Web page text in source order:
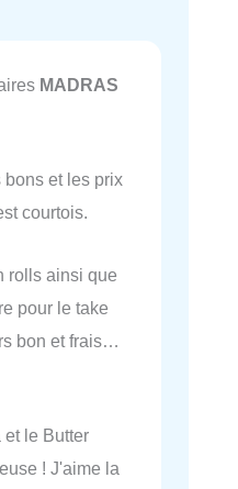
MADRAS
bons et les prix
courtois.
rolls ainsi que
pour le take
bon et frais…
le Butter
! J'aime la